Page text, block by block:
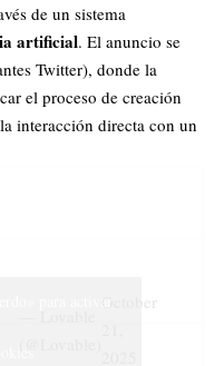
de un sistema
artificial. El anuncio se
Twitter), donde la
el proceso de creación
interacción directa con un
October
para activar